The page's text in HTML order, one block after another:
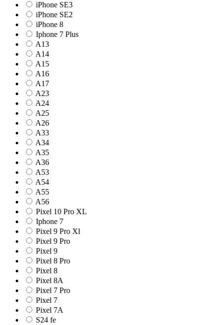
iPhone SE3
iPhone SE2
iPhone 8
Iphone 7 Plus
A13
A14
A15
A16
A17
A23
A24
A25
A26
A33
A34
A35
A36
A53
A54
A55
A56
Pixel 10 Pro XL
Iphone 7
Pixel 9 Pro Xl
Pixel 9 Pro
Pixel 9
Pixel 8 Pro
Pixel 8
Pixel 8A
Pixel 7 Pro
Pixel 7
Pixel 7A
S24 fe